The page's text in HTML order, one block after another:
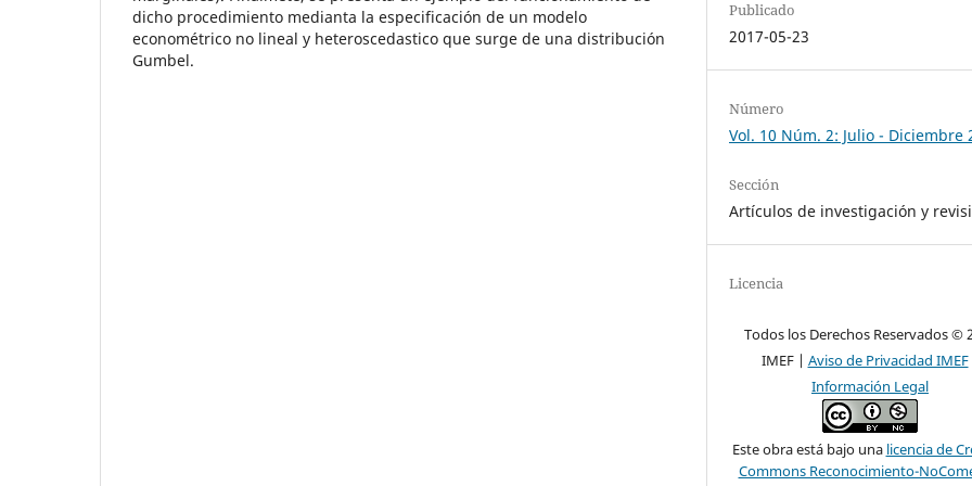
dicho procedimiento medianta la especificación de un modelo
econométrico no lineal y heteroscedastico que surge de una distribución
Gumbel.
Publicado
2017-05-23
Número
Vol. 10 Núm. 2: Julio - Diciembre
Sección
Artículos de investigación y
Licencia
Todos los Derechos Reservados ©
IMEF | Aviso de Privacidad IMEF
Información Legal
Este obra está bajo una licencia de
Commons Reconocimiento-